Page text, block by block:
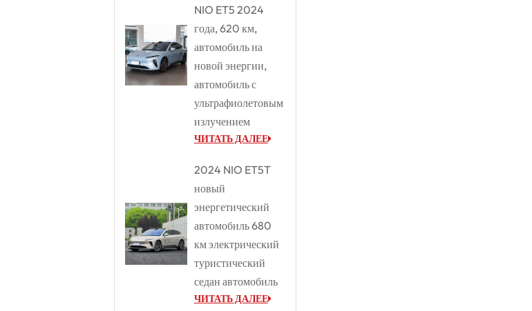
NIO ET5 2024
года, 620 км,
автомобиль на
новой энергии,
автомобиль с
ультрафиолетовым
излучением
ЧИТАТЬ ДАЛЕЕ
2024 NIO ET5T
новый
энергетический
автомобиль 680
км электрический
туристический
седан автомобиль
ЧИТАТЬ ДАЛЕЕ